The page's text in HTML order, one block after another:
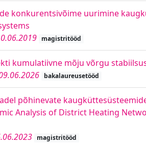
konkurentsivõime uurimine
magistritööd
kumulatiivne mõju võrgu
bakalaureusetööd
põhinevate
Analysis of District Heating
magistritööd